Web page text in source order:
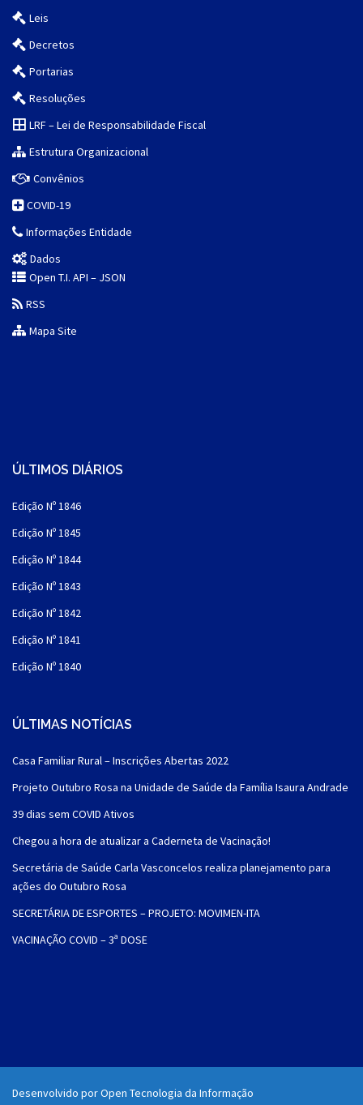
Leis
Decretos
Portarias
Resoluções
LRF – Lei de Responsabilidade Fiscal
Estrutura Organizacional
Convênios
COVID-19
Informações Entidade
Dados
Open T.I. API – JSON
RSS
Mapa Site
ÚLTIMOS DIÁRIOS
Edição Nº 1846
Edição Nº 1845
Edição Nº 1844
Edição Nº 1843
Edição Nº 1842
Edição Nº 1841
Edição Nº 1840
ÚLTIMAS NOTÍCIAS
Casa Familiar Rural – Inscrições Abertas 2022
Projeto Outubro Rosa na Unidade de Saúde da Família Isaura Andrade
39 dias sem COVID Ativos
Chegou a hora de atualizar a Caderneta de Vacinação!
Secretária de Saúde Carla Vasconcelos realiza planejamento para
ações do Outubro Rosa
SECRETÁRIA DE ESPORTES – PROJETO: MOVIMEN-ITA
VACINAÇÃO COVID – 3ª DOSE
Desenvolvido por Open Tecnologia da Informação